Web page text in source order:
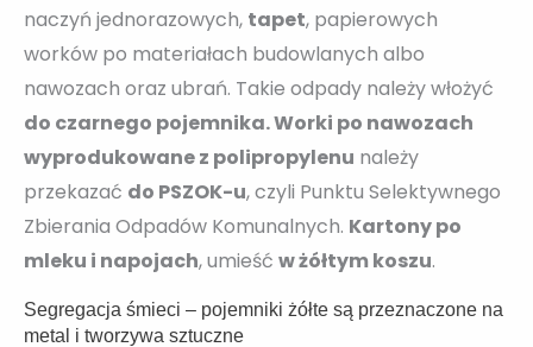
naczyń jednorazowych, tapet, papierowych
worków po materiałach budowlanych albo
nawozach oraz ubrań. Takie odpady należy włożyć
do czarnego pojemnika. Worki po nawozach
wyprodukowane z polipropylenu należy
przekazać do PSZOK-u, czyli Punktu Selektywnego
Zbierania Odpadów Komunalnych. Kartony po
mleku i napojach, umieść w żółtym koszu.
Segregacja śmieci – pojemniki żółte są przeznaczone na
metal i tworzywa sztuczne